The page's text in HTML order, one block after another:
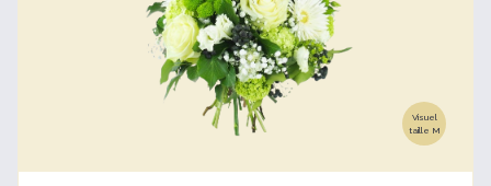
Visuel
taille M